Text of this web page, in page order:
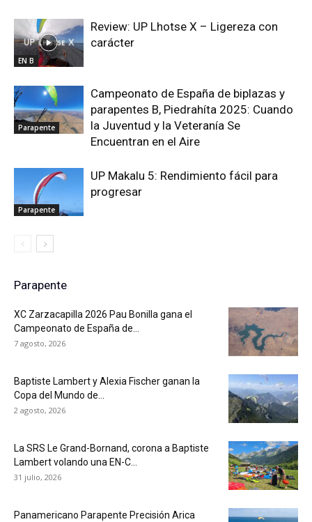
EN B
Review: UP Lhotse X – Ligereza con
carácter
Parapente
Campeonato de España de biplazas y
parapentes B, Piedrahíta 2025: Cuando
la Juventud y la Veteranía Se
Encuentran en el Aire
Parapente
UP Makalu 5: Rendimiento fácil para
progresar
Parapente
XC Zarzacapilla 2026 Pau Bonilla gana el
Campeonato de España de...
7 agosto, 2026
Baptiste Lambert y Alexia Fischer ganan la
Copa del Mundo de...
2 agosto, 2026
La SRS Le Grand-Bornand, corona a Baptiste
Lambert volando una EN-C...
31 julio, 2026
Panamericano Parapente Precisión Arica